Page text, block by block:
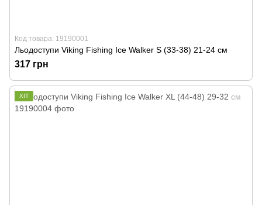
Код товара: 19190001
Льодоступи Viking Fishing Ice Walker S (33-38) 21-24 см
317 грн
ХІТ